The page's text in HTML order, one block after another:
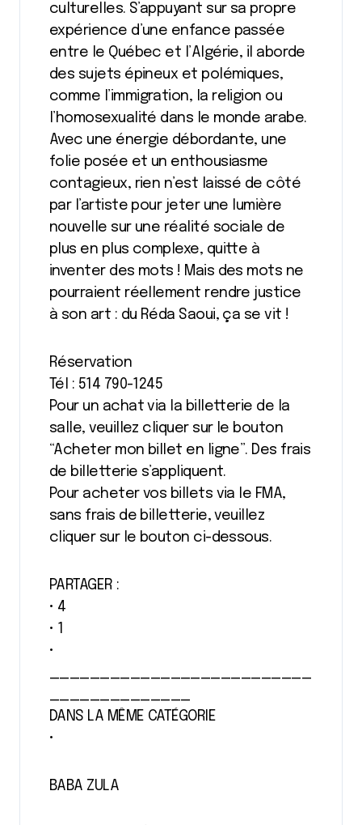
culturelles. S’appuyant sur sa propre
expérience d’une enfance passée
entre le Québec et l’Algérie, il aborde
des sujets épineux et polémiques,
comme l’immigration, la religion ou
l’homosexualité dans le monde arabe.
Avec une énergie débordante, une
folie posée et un enthousiasme
contagieux, rien n’est laissé de côté
par l’artiste pour jeter une lumière
nouvelle sur une réalité sociale de
plus en plus complexe, quitte à
inventer des mots ! Mais des mots ne
pourraient réellement rendre justice
à son art : du Réda Saoui, ça se vit !
Réservation
Tél : 514 790-1245
Pour un achat via la billetterie de la
salle, veuillez cliquer sur le bouton
“Acheter mon billet en ligne”. Des frais
de billetterie s’appliquent.
Pour acheter vos billets via le FMA,
sans frais de billetterie, veuillez
cliquer sur le bouton ci-dessous.
PARTAGER :
• 4
• 1
•
DANS LA MÊME CATÉGORIE
•
BABA ZULA